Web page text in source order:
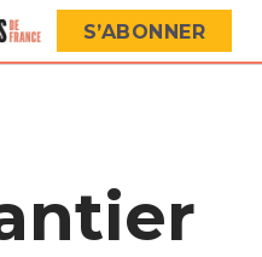
S’ABONNER